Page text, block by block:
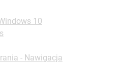
10
- Nawigacja